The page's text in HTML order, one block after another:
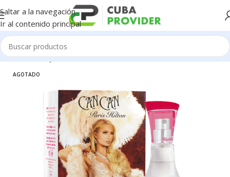
Saltar a la navegación
Ir al contenido principal
Inicio/Salud y Cuidado Personal/Perfumeria
AGOTADO